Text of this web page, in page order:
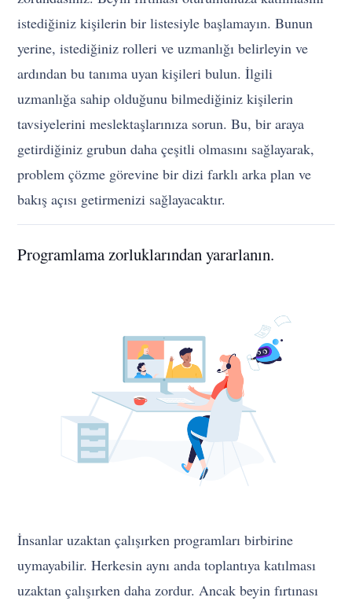
istediğiniz kişilerin bir listesiyle başlamayın. Bunun
yerine, istediğiniz rolleri ve uzmanlığı belirleyin ve
ardından bu tanıma uyan kişileri bulun. İlgili
uzmanlığa sahip olduğunu bilmediğiniz kişilerin
tavsiyelerini meslektaşlarınıza sorun. Bu, bir araya
getirdiğiniz grubun daha çeşitli olmasını sağlayarak,
problem çözme görevine bir dizi farklı arka plan ve
bakış açısı getirmenizi sağlayacaktır.
Programlama zorluklarından yararlanın.
İnsanlar uzaktan çalışırken programları birbirine
uymayabilir. Herkesin aynı anda toplantıya katılması
uzaktan çalışırken daha zordur. Ancak beyin fırtınası